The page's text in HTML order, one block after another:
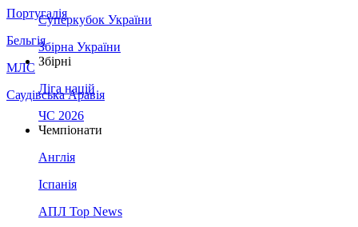
Португалія
Бельгія
МЛС
Саудівська Аравія
Суперкубок України
Збірна України
Збірні
Ліга націй
ЧС 2026
Чемпіонати
Англія
Іспанія
АПЛ Top News